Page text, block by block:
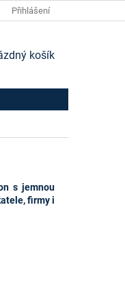
Přihlášení
košík
s jemnou
firmy i